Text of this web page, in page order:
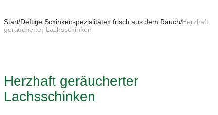
Start/Deftige Schinkenspezialitäten frisch aus dem Rauch/Herzhaft
geräucherter Lachsschinken
Herzhaft geräucherter
Lachsschinken